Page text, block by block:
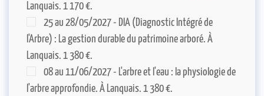
Lanquais. 1 170 €.
25 au 28/05/2027 - DIA (Diagnostic Intégré de
l'Arbre) : La gestion durable du patrimoine arboré. À
Lanquais. 1 380 €.
08 au 11/06/2027 - L'arbre et l'eau : la physiologie de
l'arbre approfondie. À Lanquais. 1 380 €.